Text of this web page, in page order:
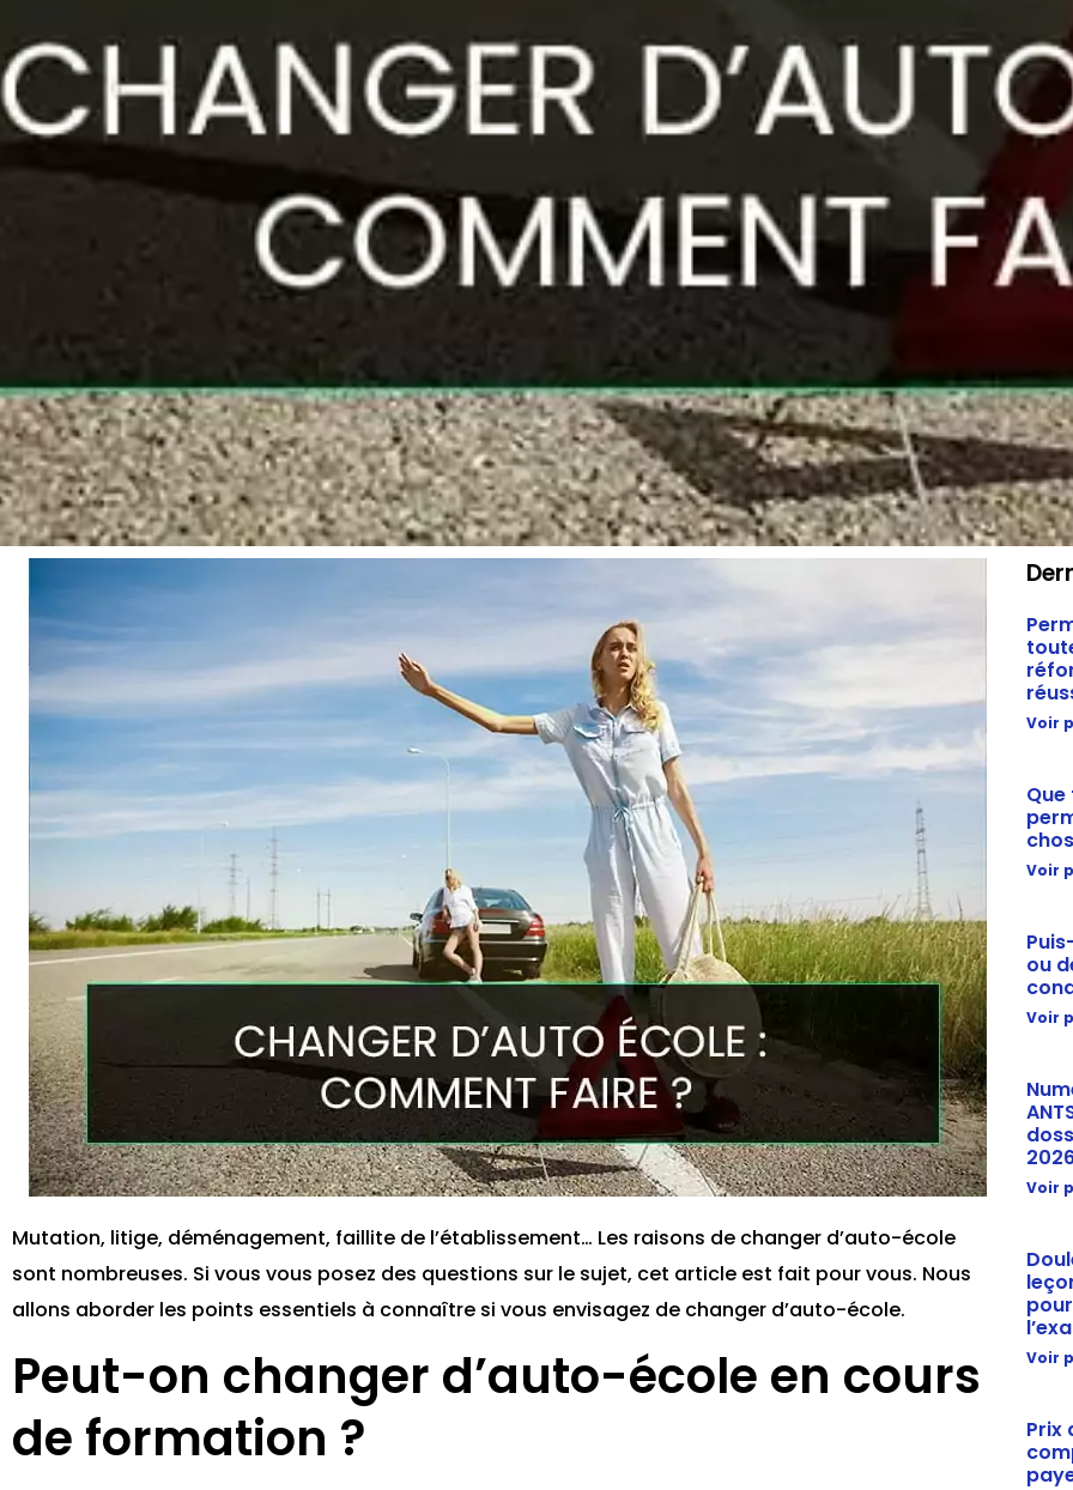
Mutation, litige, déménagement, faillite de l’établissement… Les raisons de changer d’auto-école
sont nombreuses. Si vous vous posez des questions sur le sujet, cet article est fait pour vous. Nous
allons aborder les points essentiels à connaître si vous envisagez de changer d’auto-école.
Peut-on changer d’auto-école en cours
de formation ?
Voir
Voir
ou
Voir
Voir
Voir
Prix